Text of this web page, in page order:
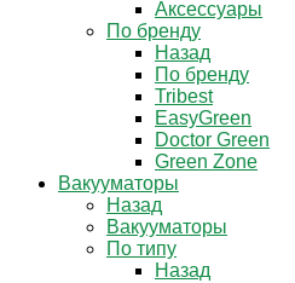
Аксессуары
По бренду
Назад
По бренду
Tribest
EasyGreen
Doctor Green
Green Zone
Вакууматоры
Назад
Вакууматоры
По типу
Назад